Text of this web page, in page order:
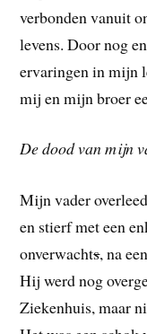
verbonden vanuit
levens. Door nog
ervaringen in mijn
mij en mijn broer
De dood van mijn
Mijn vader
en stierf met een
onverwachts, na
Hij werd nog
Ziekenhuis, maar